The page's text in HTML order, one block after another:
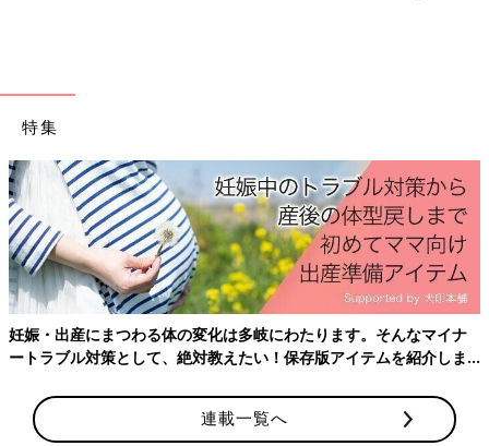
出典：Instagramアカウント「kumako.channel」
くま子さんは、トーマスのトレーニングシートを購入。おしっこ
やる気がないときに「トーマスやろ！」とお子さんに声をかける
と、喜んでしてくれるそうですよ。そのままトイレに流せるのも
うれしいですよね。
ありそうでなかったからありがたい！トイレットペ
ーパーステッカー
特集
妊娠・出産にまつわる体の変化は多岐にわたります。そんなマイナ
ートラブル対策として、絶対教えたい！保存版アイテムを紹介しま
連載一覧へ